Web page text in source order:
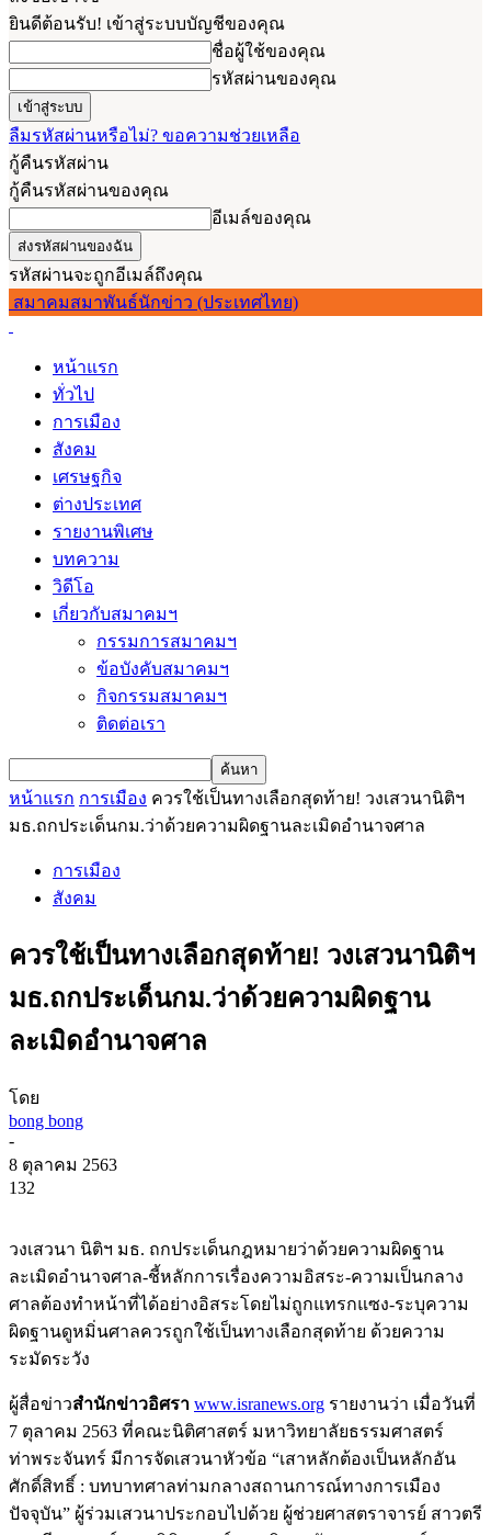
ยินดีต้อนรับ! เข้าสู่ระบบบัญชีของคุณ
ชื่อผู้ใช้ของคุณ
รหัสผ่านของคุณ
ลืมรหัสผ่านหรือไม่? ขอความช่วยเหลือ
กู้คืนรหัสผ่าน
กู้คืนรหัสผ่านของคุณ
อีเมล์ของคุณ
รหัสผ่านจะถูกอีเมล์ถึงคุณ
สมาคมสมาพันธ์นักข่าว (ประเทศไทย)
หน้าแรก
ทั่วไป
การเมือง
สังคม
เศรษฐกิจ
ต่างประเทศ
รายงานพิเศษ
บทความ
วิดีโอ
เกี่ยวกับสมาคมฯ
กรรมการสมาคมฯ
ข้อบังคับสมาคมฯ
กิจกรรมสมาคมฯ
ติดต่อเรา
หน้าแรก การเมือง ควรใช้เป็นทางเลือกสุดท้าย! วงเสวนานิติฯ
มธ.ถกประเด็นกม.ว่าด้วยความผิดฐานละเมิดอำนาจศาล
การเมือง
สังคม
ควรใช้เป็นทางเลือกสุดท้าย! วงเสวนานิติฯ
มธ.ถกประเด็นกม.ว่าด้วยความผิดฐาน
ละเมิดอำนาจศาล
โดย
bong bong
-
8 ตุลาคม 2563
132
วงเสวนา นิติฯ มธ. ถกประเด็นกฎหมายว่าด้วยความผิดฐาน
ละเมิดอำนาจศาล-ชี้หลักการเรื่องความอิสระ-ความเป็นกลาง
ศาลต้องทำหน้าที่ได้อย่างอิสระโดยไม่ถูกแทรกแซง-ระบุความ
ผิดฐานดูหมิ่นศาลควรถูกใช้เป็นทางเลือกสุดท้าย ด้วยความ
ระมัดระวัง
ผู้สื่อข่าวสำนักข่าวอิศรา www.isranews.org รายงานว่า เมื่อวันที่
7 ตุลาคม 2563 ที่คณะนิติศาสตร์ มหาวิทยาลัยธรรมศาสตร์
ท่าพระจันทร์ มีการจัดเสวนาหัวข้อ “เสาหลักต้องเป็นหลักอัน
ศักดิ์สิทธิ์ : บทบาทศาลท่ามกลางสถานการณ์ทางการเมือง
ปัจจุบัน” ผู้ร่วมเสวนาประกอบไปด้วย ผู้ช่วยศาสตราจารย์ สาวตรี